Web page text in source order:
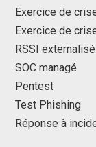
Exercice de
Exercice de
RSSI externalisé
SOC managé
Pentest
Test Phishing
Réponse à